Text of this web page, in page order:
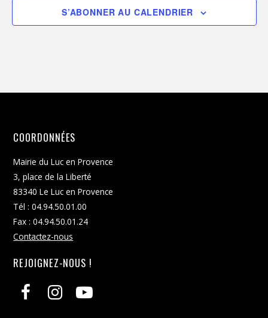
S’ABONNER AU CALENDRIER
COORDONNÉES
Mairie du Luc en Provence
3, place de la Liberté
83340 Le Luc en Provence
Tél : 04.94.50.01.00
Fax : 04.94.50.01.24
Contactez-nous
REJOIGNEZ-NOUS !